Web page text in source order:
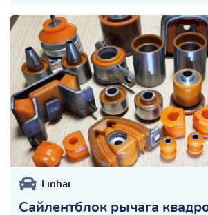
Linhai
Сайлентблок рычага